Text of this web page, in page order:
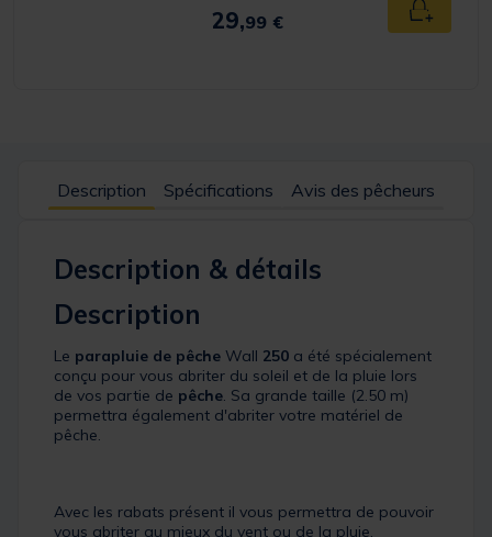
29,99 € Ajouter
Description Spécifications Avis des pêcheurs
Description & détails
Description
Le parapluie de pêche Wall 250 a été spécialement
conçu pour vous abriter du soleil et de la pluie lors
de vos partie de pêche. Sa grande taille (2.50 m)
permettra également d'abriter votre matériel de
pêche.
Avec les rabats présent il vous permettra de pouvoir
vous abriter au mieux du vent ou de la pluie.